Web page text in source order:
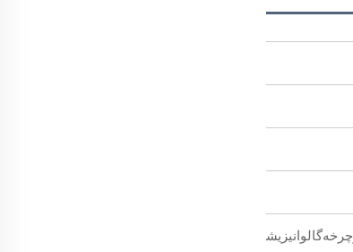
پوشش اکسید سیاه، رنگ‌آمیزی، زینک‌پوشش رنگی،